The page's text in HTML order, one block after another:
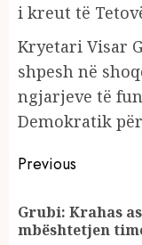
i kreut të
Kryetari Visar
shpesh në
ngjarjeve të
Demokratik
Continue
Reading
Previous
Grubi: Krahas
mbështetjen